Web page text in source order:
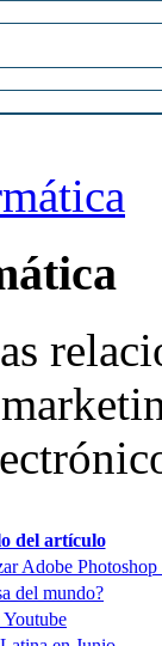
del artículo
Adobe Photoshop
del mundo?